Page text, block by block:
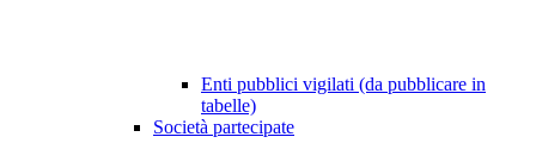
Enti pubblici vigilati (da pubblicare in
tabelle)
Società partecipate